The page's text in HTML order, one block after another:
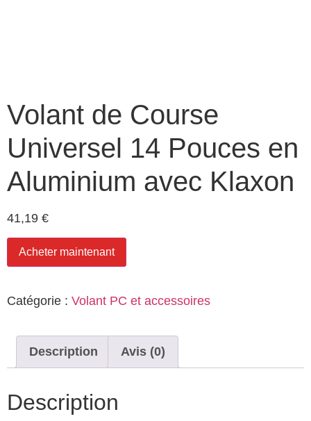
Volant de Course
Universel 14 Pouces en
Aluminium avec Klaxon
41,19 €
Acheter maintenant
Catégorie : Volant PC et accessoires
Description Avis (0)
Description